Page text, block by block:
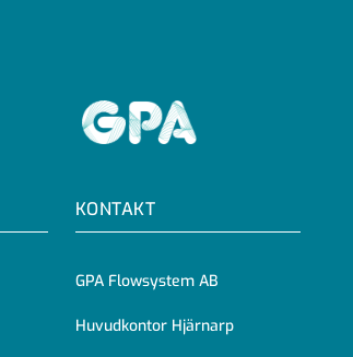
KONTAKT
GPA Flowsystem AB
Huvudkontor Hjärnarp